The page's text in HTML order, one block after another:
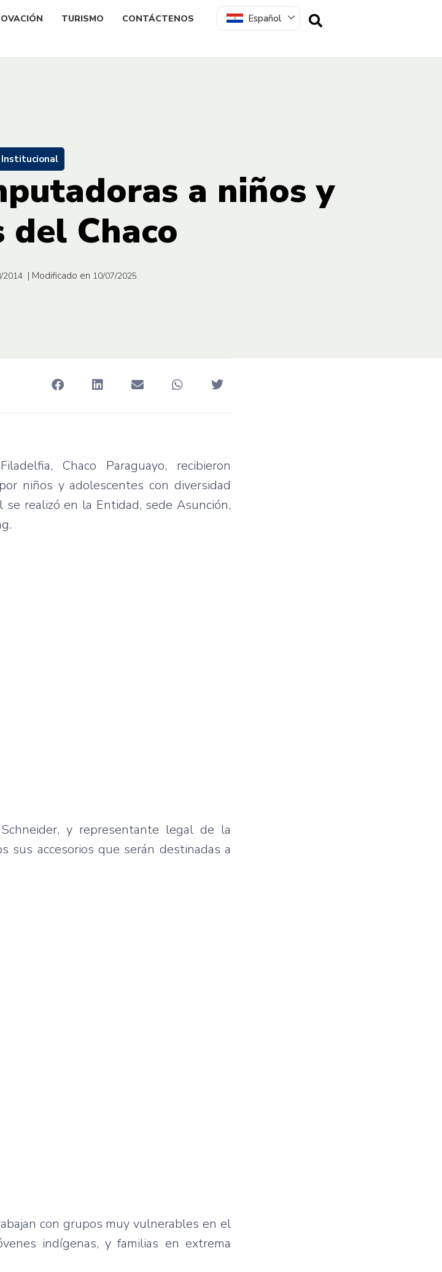
TURISMO CONTÁCTENOS Español
Institucional
a niños y
del Chaco
2014 | Modificado en 10/07/2025
Chaco Paraguayo, recibieron
niños y adolescentes con diversidad
realizó en la Entidad, sede Asunción,
y representante legal de la
sus accesorios que serán destinadas a
con grupos muy vulnerables en el
indígenas, y familias en extrema